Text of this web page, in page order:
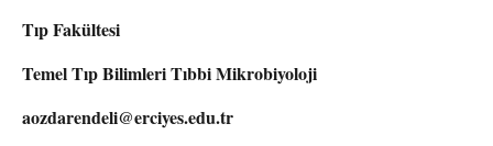
Tıp Fakültesi
Temel Tıp Bilimleri Tıbbi Mikrobiyoloji
aozdarendeli@erciyes.edu.tr